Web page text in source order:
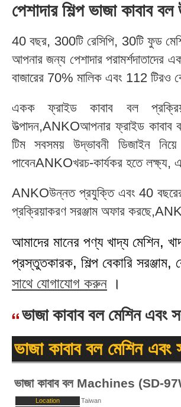
পেশাদার শিল্প ভাজা কাবাব
40 বছর, 300টি রেসিপি, 30টি ফুড
আপনার জন্য পেশাদার
বাজারের 70% মালিক এবং 112 টিরও
একক ফ্রাইড কাবাব বল
উত্পাদন,ANKOআপনার ফ্রাইড কাবাব
টিম সবসময় উদ্ভাবনী ডিজাইন
পাবেনANKOখরচ-কার্যকর হতে লক্ষ্য,
ANKOউন্নত প্রযুক্তি এবং 40 বছরের
প্রক্রিয়াকরণ সরঞ্জাম অফার
আমাদের মানের পণ্য খাদ্য মেশিন,
প্রস্তুতকারক, শিল্প বেকারি সরঞ্জাম,
সাথে যোগাযোগ করুন ।
ভাজা কাবাব বল মেশিন এবং
ভাজা কাবাব বল মেশিন এবং
ভাজা কাবাব বল Machines (SD-
Location
Taiwan